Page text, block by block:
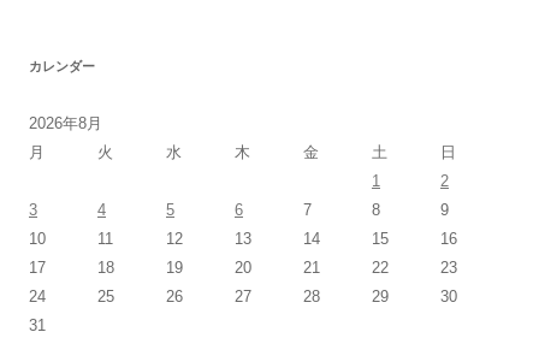
カレンダー
2026年8月
月
火 水 木 金 土
日
1
2
3
4 5 6 7 8
9
10
11 12 13 14 15
16
17
18 19 20 21 22
23
24
25 26 27 28 29
30
31